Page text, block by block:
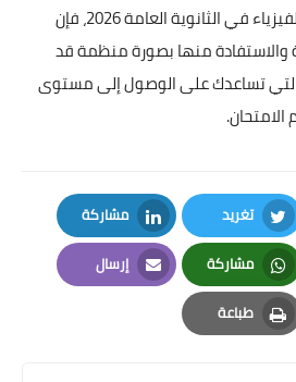
وإذا كنت تستعد لامتحان الفيزياء في الثانوية العامة 2026، فإن
والاستفادة منها بصورة منظمة قد
تساعدك على الوصول إلى مستوى
تغريد
Twitter
مشاركة
LinkedIn
مشاركة
Whatsapp
إرسال
Email
طباعة
Print